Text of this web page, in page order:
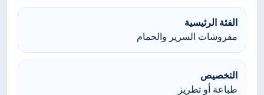
الفئة الرئيسية
مفروشات السرير والحمام
التخصيص
طباعة أو تطريز